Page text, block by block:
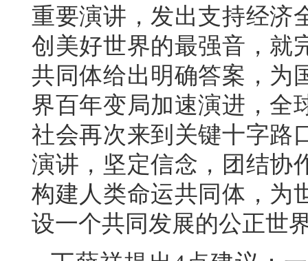
重要演讲，发出支持经济
创美好世界的最强音，就
共同体给出明确答案，为
界百年变局加速演进，全
社会再次来到关键十字路
演讲，坚定信念，团结协
构建人类命运共同体，为
设一个共同发展的公正世